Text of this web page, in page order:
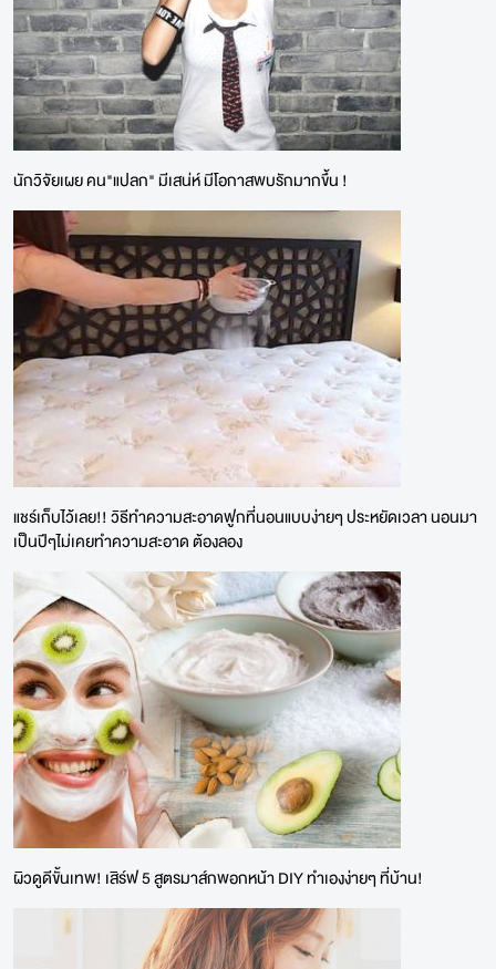
นักวิจัยเผย คน"แปลก" มีเสน่ห์ มีโอกาสพบรักมากขึ้น !
แชร์เก็บไว้เลย!! วิธีทำความสะอาดฟูกที่นอนแบบง่ายๆ ประหยัดเวลา นอนมา
เป็นปีๆไม่เคยทำความสะอาด ต้องลอง
ผิวดูดีขั้นเทพ! เสิร์ฟ 5 สูตรมาส์กพอกหน้า DIY ทำเองง่ายๆ ที่บ้าน!